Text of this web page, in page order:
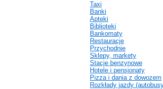
Taxi
Banki
Apteki
Biblioteki
Bankomaty
Restauracje
Przychodnie
Sklepy, markety
Stacje benzynowe
Hotele i pensjonaty
Pizza i dania z dowozem
Rozkłady jazdy